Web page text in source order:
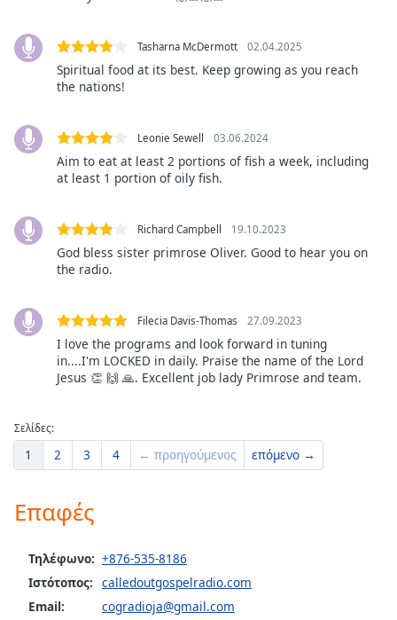
Font
Family
Done
Close
Modal
dialog
window.
Tasharna McDermott 02.04.2025
Spiritual food at its best. Keep growing as you reach
the nations!
Leonie Sewell 03.06.2024
Aim to eat at least 2 portions of fish a week, including
at least 1 portion of oily fish.
Richard Campbell 19.10.2023
God bless sister primrose Oliver. Good to hear you on
the radio.
Filecia Davis-Thomas 27.09.2023
I love the programs and look forward in tuning
in....I'm LOCKED in daily. Praise the name of the Lord
Jesus 👏 🙌 🙏. Excellent job lady Primrose and team.
Σελίδες:
1 2 3 4 ← προηγούμενος επόμενο →
Επαφές
Τηλέφωνο: +876-535-8186
Ιστότοπος: calledoutgospelradio.com
Email:
cogradioja@gmail.com